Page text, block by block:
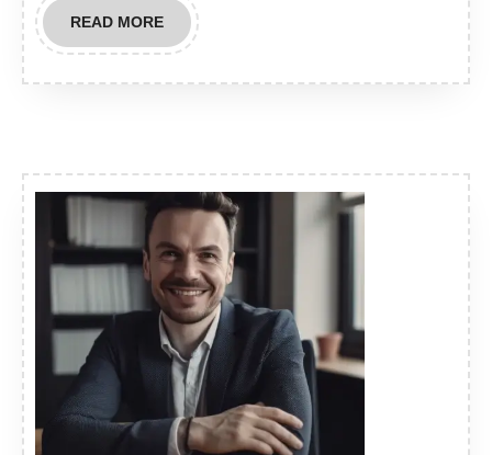
READ MOREREAD
MORE